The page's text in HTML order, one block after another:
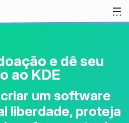
e dê seu
ao KDE
um software
liberdade, proteja